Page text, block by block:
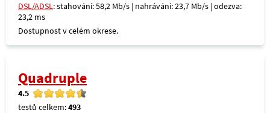
DSL/ADSL: stahování: 58,2 Mb/s | nahrávání: 23,7 Mb/s | odezva:
23,2 ms
Dostupnost v celém okrese.
Quadruple
4.5
testů celkem:493